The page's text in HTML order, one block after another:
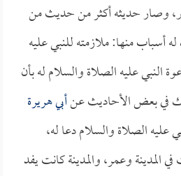
وصار حديثه أكثر من حديث من
أسباب منها: ملازمته للنبي عليه
النبي عليه الصلاة والسلام له بأن
في بعض الأحاديث عنأبي هريرة
عليه الصلاة والسلام دعا له،
المدينة وعمر، والمدينة كانت يفد